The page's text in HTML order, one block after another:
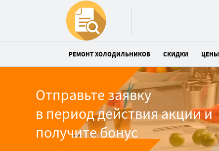
РЕМОНТ ХОЛОДИЛЬНИКОВ СКИДКИ ЦЕНЫ
Отправьте заявку
в период действия акции и
получите бонус